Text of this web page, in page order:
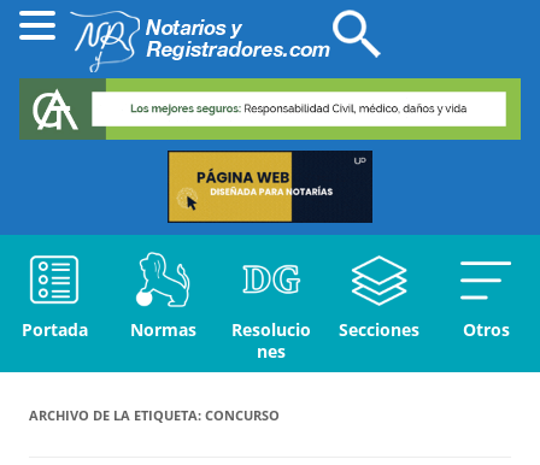
Portada Normas
Resolucio
nes
Secciones Otros
ARCHIVO DE LA ETIQUETA: CONCURSO